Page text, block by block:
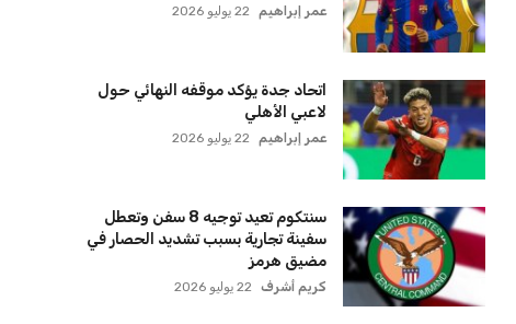
عمر إبراهيم 22 يوليو 2026
اتحاد جدة يؤكد موقفه النهائي حول
لاعبي الأهلي
عمر إبراهيم 22 يوليو 2026
سنتكوم تعيد توجيه 8 سفن وتعطل
سفينة تجارية بسبب تشديد الحصار في
مضيق هرمز
كريم أشرف 22 يوليو 2026